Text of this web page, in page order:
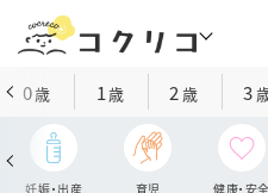
0歳 1歳 2 歳 3
妊娠・出産 育児 健康・安全